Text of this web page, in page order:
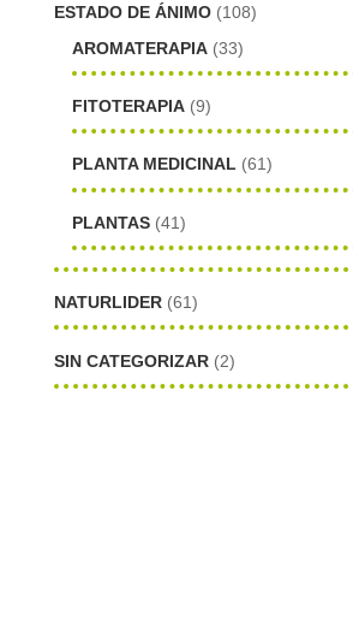
ESTADO DE ÁNIMO (108)
AROMATERAPIA (33)
FITOTERAPIA (9)
PLANTA MEDICINAL (61)
PLANTAS (41)
NATURLIDER (61)
SIN CATEGORIZAR (2)